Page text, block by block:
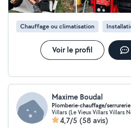
Chauffage ou climatisation
Voir le profil
Maxime Boudal
Plomberie-chauffage/serrurerie
Villars (Le Vieux Villars Villars
4,7/5 (58 avis)